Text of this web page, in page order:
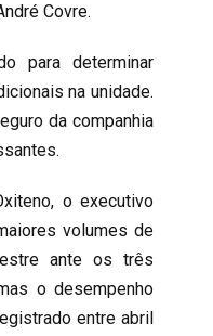
Covre.
para determinar
na unidade.
da companhia
o executivo
volumes de
ante os três
o desempenho
entre abril